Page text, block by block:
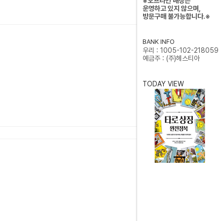
운영하고 있지 않으며,
방문구매 불가능합니다.※
BANK INFO
우리 : 1005-102-218059
예금주 : (주)헤스티아
TODAY VIEW